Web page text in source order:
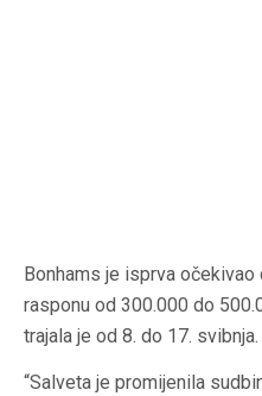
Bonhams je isprva
rasponu od 300.000 do
trajala je od 8. do 17. svibnja.
“Salveta je promijenila